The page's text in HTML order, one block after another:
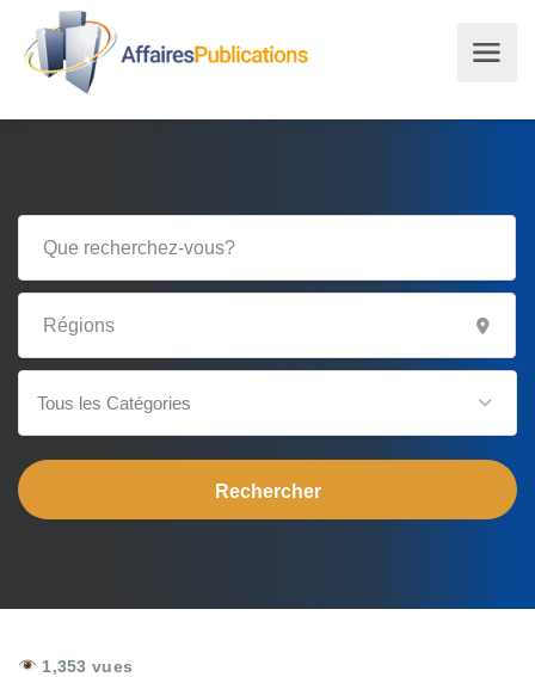
Tous les Catégories
1,353 vues